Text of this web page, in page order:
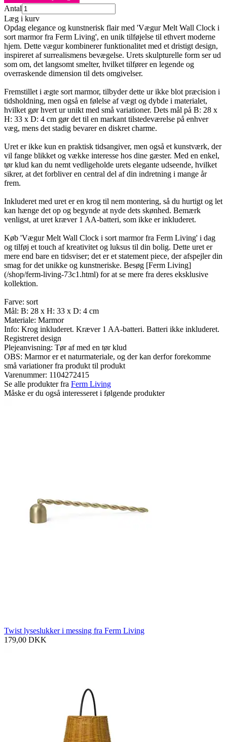
Antal
Læg i kurv
Opdag elegance og kunstnerisk flair med 'Vægur Melt Wall Clock i
sort marmor fra Ferm Living', en unik tilføjelse til ethvert moderne
hjem. Dette vægur kombinerer funktionalitet med et dristigt design,
inspireret af surrealismens bevægelse. Urets skulpturelle form ser ud
som om, det langsomt smelter, hvilket tilfører en legende og
overraskende dimension til dets omgivelser.
Fremstillet i ægte sort marmor, tilbyder dette ur ikke blot præcision i
tidsholdning, men også en følelse af vægt og dybde i materialet,
hvilket gør hvert ur unikt med små variationer. Dets mål på B: 28 x
H: 33 x D: 4 cm gør det til en markant tilstedeværelse på enhver
væg, mens det stadig bevarer en diskret charme.
Uret er ikke kun en praktisk tidsangiver, men også et kunstværk, der
vil fange blikket og vække interesse hos dine gæster. Med en enkel,
tør klud kan du nemt vedligeholde urets elegante udseende, hvilket
sikrer, at det forbliver en central del af din indretning i mange år
frem.
Inkluderet med uret er en krog til nem montering, så du hurtigt og let
kan hænge det op og begynde at nyde dets skønhed. Bemærk
venligst, at uret kræver 1 AA-batteri, som ikke er inkluderet.
Køb 'Vægur Melt Wall Clock i sort marmor fra Ferm Living' i dag
og tilføj et touch af kreativitet og luksus til din bolig. Dette uret er
mere end bare en tidsviser; det er et statement piece, der afspejler din
smag for det unikke og kunstneriske. Besøg [Ferm Living]
(/shop/ferm-living-73c1.html) for at se mere fra deres eksklusive
kollektion.
Farve: sort
Mål: B: 28 x H: 33 x D: 4 cm
Materiale: Marmor
Info: Krog inkluderet. Kræver 1 AA-batteri. Batteri ikke inkluderet.
Registreret design
Plejeanvisning: Tør af med en tør klud
OBS: Marmor er et naturmateriale, og der kan derfor forekomme
små variationer fra produkt til produkt
Varenummer: 1104272415
Se alle produkter fra Ferm Living
Måske er du også interesseret i følgende produkter
Twist lyseslukker i messing fra Ferm Living
179,00 DKK